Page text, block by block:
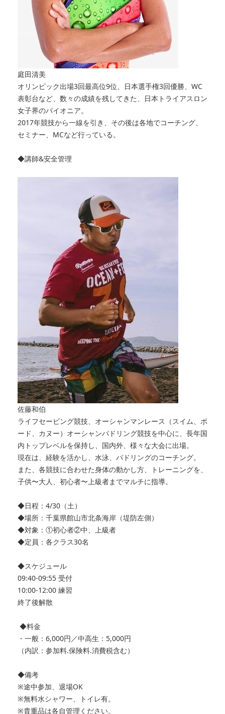
庭田清美
オリンピック出場3回最高位9位、日本選手権3回優勝、 WC
表彰台など、数々の成績を残してきた、
日本トライアスロン
女子界のパイオニア。
2017年競技から一線を引き、その後は各地でコーチング、
セミナー、MCなど行っている。
◆講師&安全管理
佐藤和伯
ライフセービング競技、オーシャンマンレース（スイム、ボ
ード、 カヌー）オーシャンパドリング競技を中心に、 長年国
内トップレベルを保持し、国内外、様々な大会に出場。
現在は、経験を活かし、水泳、パドリングのコーチング。
また、 各競技に合わせた身体の動かし方、トレーニングを、
子供〜大人、 初心者〜上級者までマルチに指導。
◆日程：4/30（土）
◆場所：千葉県館山市北条海岸（堤防左側）
◆対象：①初心者②中、上級者
◆定員：各クラス30名
◆スケジュール
09:40-09:55 受付
10:00-12:00 練習
終了後解散
◆料金
・一般：6,000円／中高生：5,000円
（内訳：参加料.保険料.消費税含む）
◆備考
※途中参加、退場OK
※無料水シャワー、トイレ有。
※貴重品は各自管理ください。